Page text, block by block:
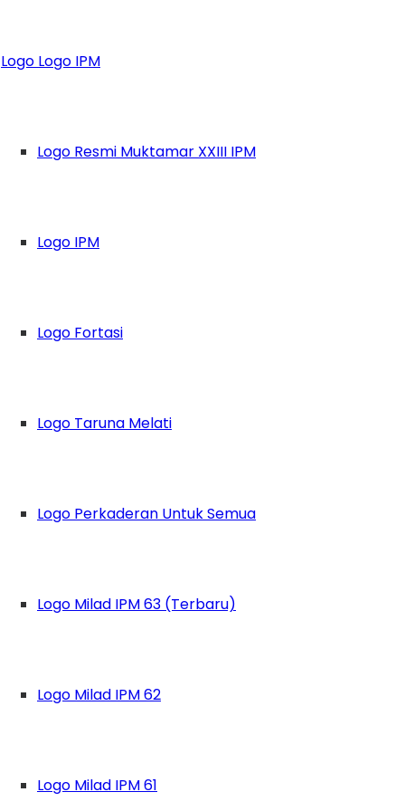
Logo Logo IPM
Logo Resmi Muktamar XXIII IPM
Logo IPM
Logo Fortasi
Logo Taruna Melati
Logo Perkaderan Untuk Semua
Logo Milad IPM 63 (Terbaru)
Logo Milad IPM 62
Logo Milad IPM 61
adalah Kader
Pimpinan Pusat Ikatan Pelajar
‘ber-filsuf’?”. Pertanyaan ini bukan sekadar